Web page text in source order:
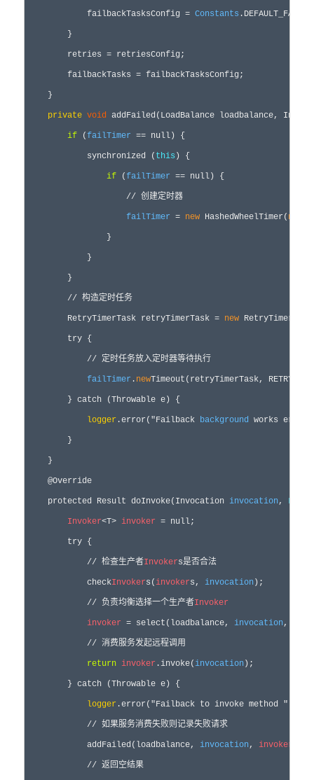
            failbackTasksConfig =
Constants
        }
        retries = retriesConfig;
        failbackTasks = failbackTasksConfig;
    }
private void addFailed(LoadBalance loadbalance,
if (failTimer == null) {
            synchronized (
this ) {
if (failTimer == null) {
                    // 创建定时器
failTimer = new HashedWheelTimer( new
                }
            }
        }
        // 构造定时任务
        RetryTimerTask retryTimerTask =
new
        try {
            // 定时任务放入定时器等待执行
failTimer . newTimeout(retryTimerTask,
        } catch (Throwable e) {
logger .error("Failback background works error,
        }
    }
    @Override
    protected Result doInvoke(Invocation
invocation , List
Invoker<T> invoker = null;
        try {
            // 检查生产者
Invokers是否合法
            check
Invokers(invokers, invocation );
            // 负责均衡选择一个生产者
Invoker
invoker = select(loadbalance, invocation ,
            // 消费服务发起远程调用
return invoker .invoke( invocation );
        } catch (Throwable e) {
logger .error("Failback to invoke method " +
            // 如果服务消费失败则记录失败请求
            addFailed(loadbalance,
invocation , invoker
            // 返回空结果